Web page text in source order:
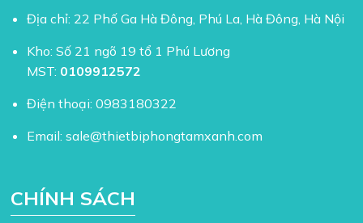
Địa chỉ: 22 Phố Ga Hà Đông, Phú La, Hà Đông, Hà Nội
Kho: Số 21 ngõ 19 tổ 1 Phú Lương
MST: 0109912572
Điện thoại:0983180322
Email:sale@thietbiphongtamxanh.com
CHÍNH SÁCH